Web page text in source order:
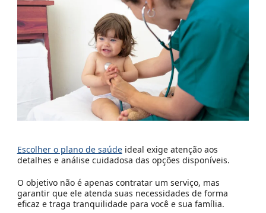
Escolher o plano de saúdeideal exige atenção aos
detalhes e análise cuidadosa das opções disponíveis.
O objetivo não é apenas contratar um serviço, mas
garantir que ele atenda suas necessidades de forma
eficaz e traga tranquilidade para você e sua família.